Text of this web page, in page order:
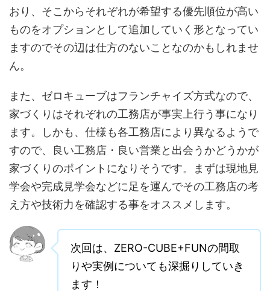
おり、そこからそれぞれが希望する優先順位が高い
ものをオプションとして追加していく形となってい
ますのでその辺は仕方のないことなのかもしれませ
ん。
また、ゼロキューブはフランチャイズ方式なので、
家づくりはそれぞれの工務店が事実上行う事になり
ます。しかも、仕様も各工務店により異なるようで
すので、
良い工務店・良い営業と出会うかどうかが
家づくりのポイントになりそうです。まずは現地見
学会や完成見学会などに足を運んでその工務店の考
え方や技術力を確認する事をオススメします。
次回は、ZERO-CUBE+FUNの間取
りや実例についても深掘りしていき
ます！